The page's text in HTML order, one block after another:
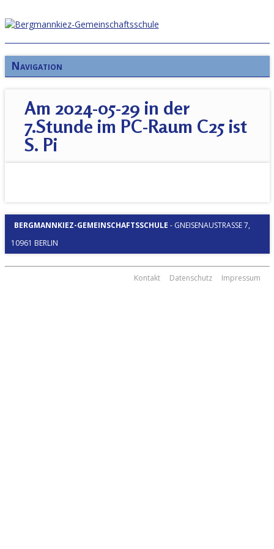
Navigation
Am 2024-05-29 in der
7.Stunde im PC-Raum C25 ist
S. Pi
BERGMANNKIEZ-GEMEINSCHAFTSSCHULE - GNEISENAUSTRASSE 7, 1
0961 BERLIN
Kontakt Datenschutz Impressum